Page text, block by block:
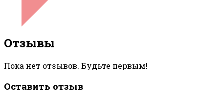
Отзывы
Пока нет отзывов. Будьте первым!
Оставить отзыв